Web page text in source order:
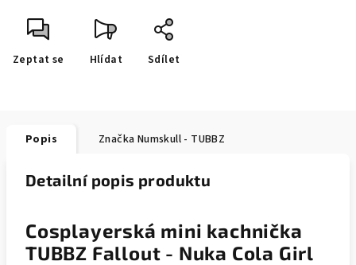
Zeptat se Hlídat Sdílet
Popis Značka Numskull - TUBBZ
Detailní popis produktu
Cosplayerská mini kachnička
TUBBZ Fallout - Nuka Cola Girl